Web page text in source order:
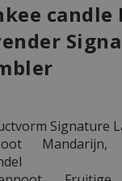
candle
Signature
Mandarijn,